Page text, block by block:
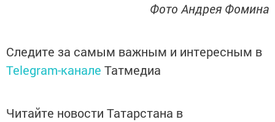
Фото Андрея Фомина
Следите за самым важным и интересным в
Telegram-канале Татмедиа
Читайте новости Татарстана в